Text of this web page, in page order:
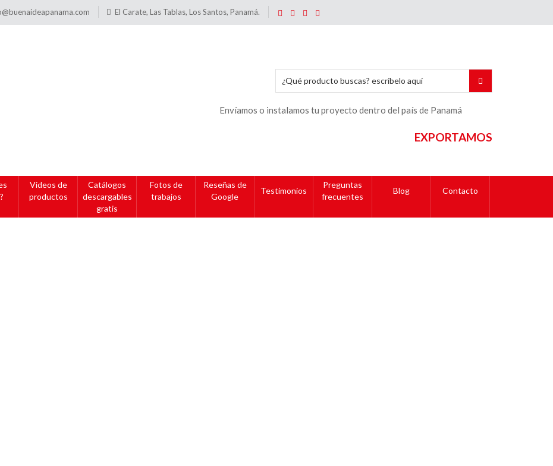
El Carate, Las Tablas, Los Santos, Panamá.
Envíamos o instalamos tu proyecto dentro del país de Panamá
EXPORTAMOS
Videos de
productos
Catálogos
descargables
gratis
Fotos de
trabajos
Reseñas de
Google
Testimonios
Preguntas
frecuentes
Blog Contacto